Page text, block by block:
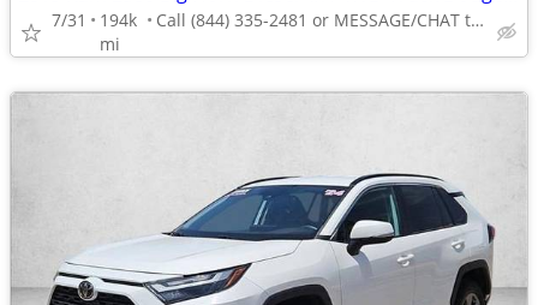
7/31
194k
mi
Call (844) 335-2481 or MESSAGE/CHAT to confirm availability